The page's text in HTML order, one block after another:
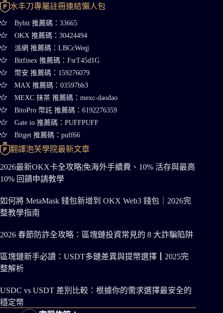
水丰刀專屬註冊連結懶人包
Bybit 推薦碼：33665
OKX 推薦碼：30424494
派網 推薦碼：LBCcWeqj
Bitfinex 推薦碼：FsrT45d1G
幣安 推薦碼：159276079
MAX 推薦碼：03597bb3
MEXC 抹茶 推薦碼：mexc-daodao
BitoPro 幣託 推薦碼：6192276359
Gate io 推薦碼：PUFFPUFF
Bitget 推薦碼：puff66
翻譯泡芙學院最新文章
2026最新OKX卡全攻略|免海外手續費、10% 活存與最高
10% 回饋申請教學
如何將 MetaMask 錢包新增到 OKX Web3 錢包｜2026完
整教學指南
2026 春節防詐全攻略：區塊鏈投資常見的 8 大詐騙陷阱
區塊鏈新手必讀：USDT多鏈差異與提幣選擇┃2025完
整解析
USDC vs USDT 差別比較：根據你的需求選擇最安全的
穩定幣